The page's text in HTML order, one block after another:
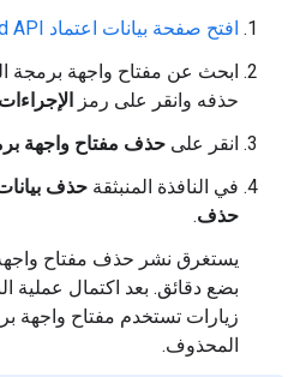
افتح صفحة بيانات اعتماد Google Cloud API.
ابحث عن مفتاح واجهة برمجة
حذفه وانقر على رمز الإجراءات
انقر على حذف مفتاح واجهة
في النافذة المنبثقة حذف بيانات
حذف.
يستغرق نشر حذف مفتاح
بضع دقائق. بعد اكتمال عملية
زيارات تستخدم مفتاح واجهة
المحذوف.